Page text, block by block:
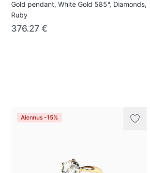
Gold pendant, White Gold 585°, Diamonds,
Ruby
376.27 €
Alennus -15%